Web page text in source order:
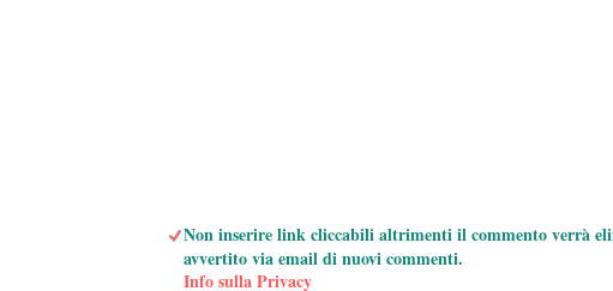
Non inserire link cliccabili altrimenti il commento verrà
avvertito via email di nuovi commenti.
Info sulla Privacy